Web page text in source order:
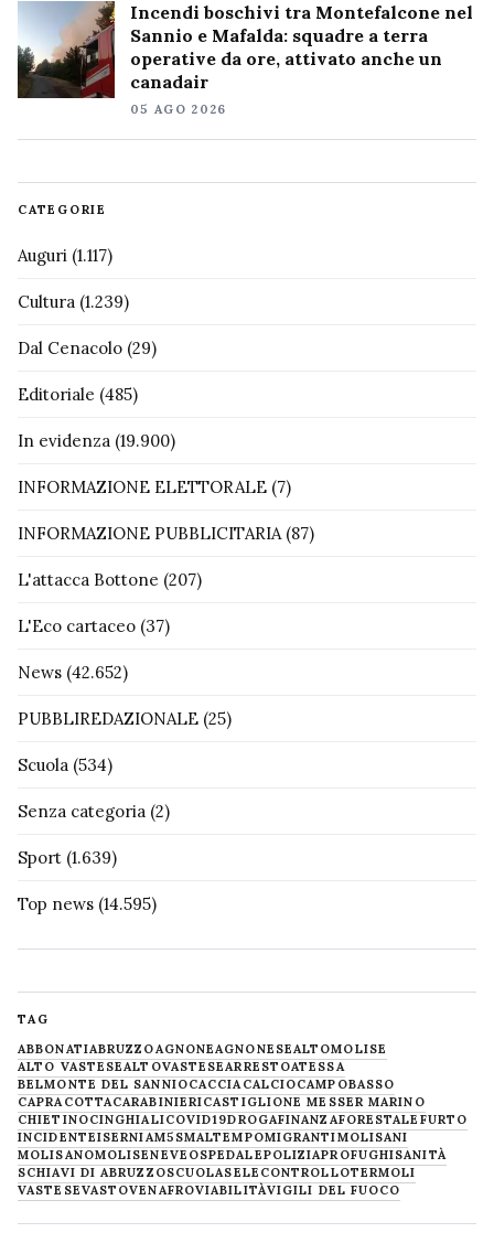
Incendi boschivi tra Montefalcone nel
Sannio e Mafalda: squadre a terra
operative da ore, attivato anche un
canadair
05 AGO 2026
CATEGORIE
Auguri (1.117)
Cultura (1.239)
Dal Cenacolo (29)
Editoriale (485)
In evidenza (19.900)
INFORMAZIONE ELETTORALE (7)
INFORMAZIONE PUBBLICITARIA(87)
L'attacca Bottone (207)
L'Eco cartaceo (37)
News (42.652)
PUBBLIREDAZIONALE (25)
Scuola (534)
Senza categoria (2)
Sport (1.639)
Top news (14.595)
TAG
ABBONATIABRUZZOAGNONEAGNONESEALTOMOLISE
ALTO VASTESEALTOVASTESEARRESTOATESSA
BELMONTE DEL SANNIOCACCIACALCIOCAMPOBASSO
CAPRACOTTACARABINIERICASTIGLIONE MESSER MARINO
CHIETINOCINGHIALICOVID19DROGAFINANZAFORESTALE FURTO
INCIDENTEISERNIAM5SMALTEMPOMIGRANTIMOLISANI
MOLISANOMOLISENEVE OSPEDALEPOLIZIAPROFUGHISANITÀ
SCHIAVI DI ABRUZZOSCUOLASELECONTROLLOTERMOLI
VASTESEVASTOVENAFROVIABILITÀVIGILI DEL FUOCO